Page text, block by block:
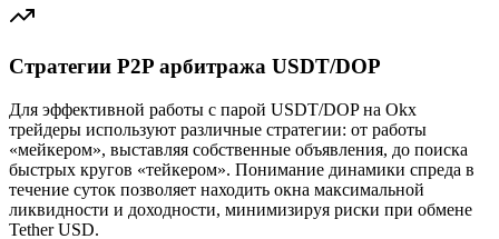
Стратегии P2P арбитража USDT/DOP
Для эффективной работы с парой USDT/DOP на Okx
трейдеры используют различные стратегии: от работы
«мейкером», выставляя собственные объявления, до поиска
быстрых кругов «тейкером». Понимание динамики спреда в
течение суток позволяет находить окна максимальной
ликвидности и доходности, минимизируя риски при обмене
Tether USD.